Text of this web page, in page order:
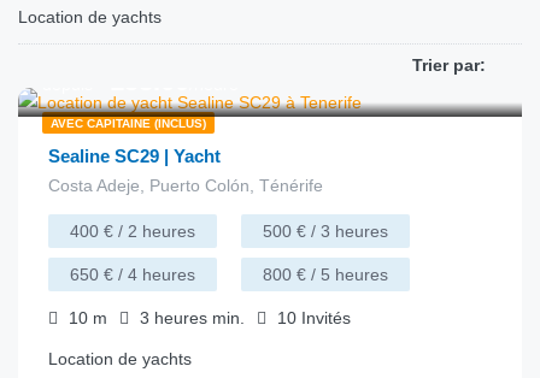
Location de yachts
Trier par:
AVEC CAPITAINE (INCLUS)
Sealine SC29 | Yacht
Costa Adeje, Puerto Colón, Ténérife
400 € / 2 heures 500 € / 3 heures
650 € / 4 heures 800 € / 5 heures
10 m 3 heures min. 10 Invités
Location de yachts